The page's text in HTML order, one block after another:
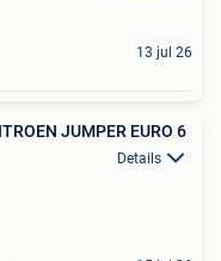
13 jul 26
CAMPERVAN CITROEN JUMPER EURO 6
Details